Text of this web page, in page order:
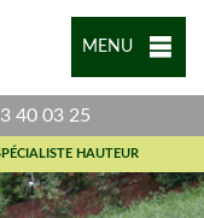
MENU
40 03 25
HAUTEUR